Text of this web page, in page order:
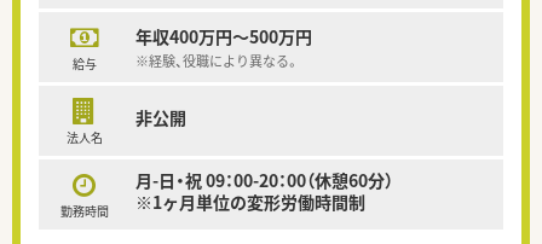
給与
年収400万円～500万円
※経験、役職により異なる。
法人名
非公開
勤務時間
月-日・祝 09：00-20：00（休憩60分）
※1ヶ月単位の変形労働時間制